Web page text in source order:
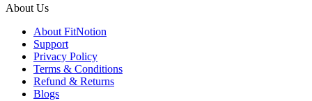
About Us
About FitNotion
Support
Privacy Policy
Terms & Conditions
Refund & Returns
Blogs